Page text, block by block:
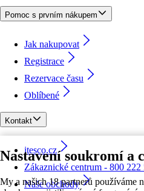
Nastavení soukromí a
My a našich 18 partnerů používáme
Pomoc s prvním nákupem
Jak nakupovat
Registrace
Rezervace času
Oblíbené
Kontakt
itesco.cz
Zákaznické centrum - 800 222
Naše obchody